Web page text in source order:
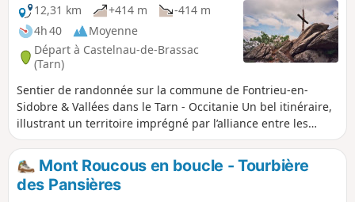
12,31 km +414 m
-414 m
4h 40
Moyenne
Départ à Castelnau-de-Brassac
(Tarn)
Sentier de randonnée sur la commune de Fontrieu-en-
Sidobre & Vallées dans le Tarn - Occitanie Un bel itinéraire,
illustrant un territoire imprégné par l’alliance entre les
activités agricoles et les activités forestières, proposant
ainsi aux promeneurs une belle mosaïque paysagère. Un
vallon verdoyant traverse la vaste commune de Fontrieu,
parmi de belles terres d’élevage parsemées de haies et de
Mont Roucous en boucle - Tourbière
des Pansières